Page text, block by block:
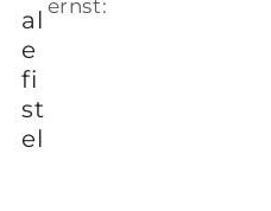
al
e
fi
st
el
ernst: